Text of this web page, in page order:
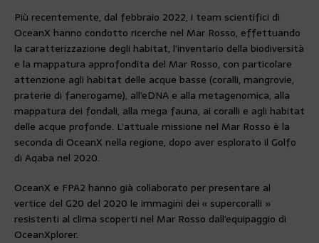
Più recentemente, dal febbraio 2022, i team scientifici di
OceanX hanno condotto ricerche nel Mar Rosso, effettuando
la caratterizzazione degli habitat, l’inventario della biodiversità
e la mappatura approfondita del Mar Rosso, con particolare
attenzione agli habitat delle acque basse (coralli, mangrovie,
praterie di fanerogame), all’eDNA e alla metagenomica, alla
mappatura dei fondali, alla mega fauna, ai coralli e agli habitat
delle acque profonde. L’attuale missione nel Mar Rosso è la
seconda di OceanX nella regione, dopo aver esplorato il Golfo
di Aqaba nel 2020.
OceanX e FPA2 hanno già collaborato per presentare al
vertice del G20 del 2020 le immagini dei « supercoralli »
resistenti al clima scoperti nel Mar Rosso dall’equipaggio di
OceanXplorer.